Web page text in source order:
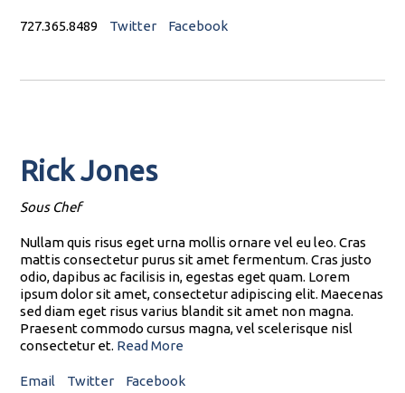
727.365.8489 Twitter Facebook
Rick Jones
Sous Chef
Nullam quis risus eget urna mollis ornare vel eu leo. Cras
mattis consectetur purus sit amet fermentum. Cras justo
odio, dapibus ac facilisis in, egestas eget quam. Lorem
ipsum dolor sit amet, consectetur adipiscing elit. Maecenas
sed diam eget risus varius blandit sit amet non magna.
Praesent commodo cursus magna, vel scelerisque nisl
consectetur et. Read More
Email Twitter Facebook